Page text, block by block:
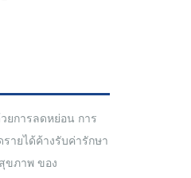
ยการลดหย่อน การ
ายได้ค้างรับค่ารักษา
ขภาพ ของ